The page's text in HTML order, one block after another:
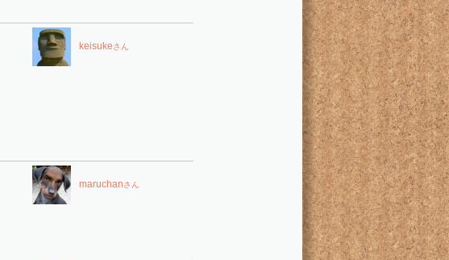
keisukeさん
maruchanさん